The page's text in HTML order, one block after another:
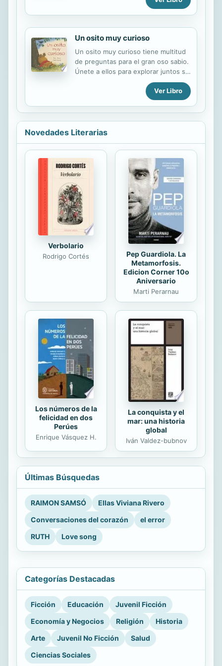
Un osito muy curioso
Un osito muy curioso tiene multitud
de preguntas para el gran oso sabio.
Únete a ellos para explorar juntos su
mundo y descubrir todas las
respuestas. Libro entrañable, un
maravilloso texto escrito e ilustrado
por dos artistas preciados.
Ver Libro
Novedades Literarias
Verbolario
Rodrigo Cortés
Pep Guardiola. La
Metamorfosis.
Edicion Corner 10o
Aniversario
Marti Perarnau
Los números de la
felicidad en dos
Perúes
Enrique Vásquez H.
La conquista y el
mar: una historia
global
Iván Valdez-bubnov
Últimas Búsquedas
RAIMON SAMSÓ
Ellas Viviana Rivero
Conversaciones del corazón
el error
RUTH
Love song
Categorías Destacadas
Ficción Educación
Juvenil Ficción
Economía y Negocios
Religión
Historia
Arte
Juvenil No Ficción
Salud
Ciencias Sociales